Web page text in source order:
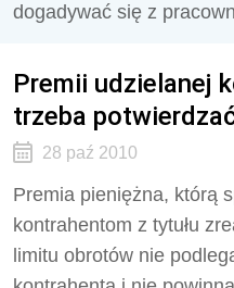
dogadywać się z
Premii udzielanej
trzeba
28 paź 2010
Premia pieniężna, którą
kontrahentom z tytułu
limitu obrotów nie